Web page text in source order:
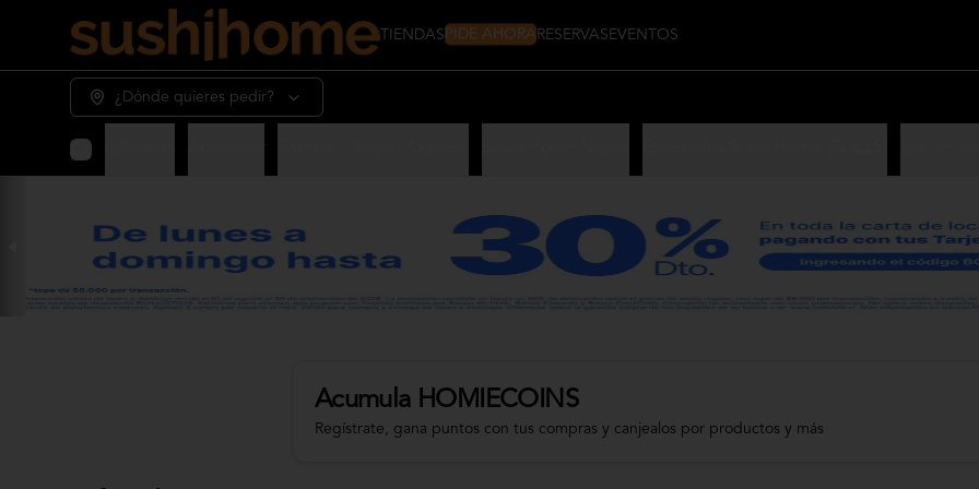
TIENDAS PIDE AHORA RESERVAS EVENTOS
¿Dónde quieres pedir?
Acumula HOMIECOINS
Regístrate, gana puntos con tus compras y canjealos por productos y más